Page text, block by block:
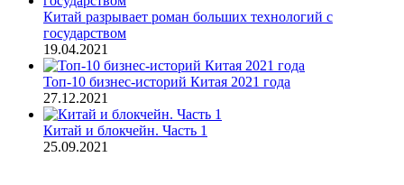
Китай разрывает роман больших технологий с
государством
19.04.2021
Топ-10 бизнес-историй Китая 2021 года
27.12.2021
Китай и блокчейн. Часть 1
25.09.2021